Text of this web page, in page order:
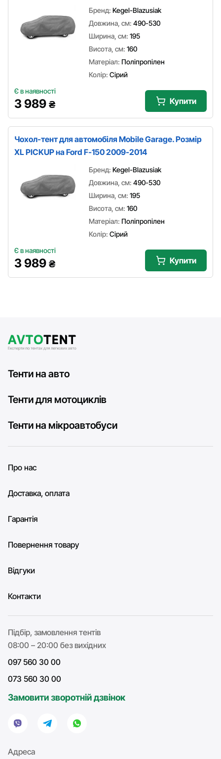
Бренд: Kegel-Blazusiak
Довжина, см: 490-530
Ширина, см: 195
Висота, см: 160
Матеріал: Поліпропілен
Колір: Сірий
Є в наявності
3 989 ₴ Купити
Чохол-тент для автомобіля Mobile Garage. Розмір
XL PICKUP на Ford F-150 2009-2014
Бренд: Kegel-Blazusiak
Довжина, см: 490-530
Ширина, см: 195
Висота, см: 160
Матеріал: Поліпропілен
Колір: Сірий
Є в наявності
3 989 ₴ Купити
Тенти на авто
Тенти для мотоциклів
Тенти на мікроавтобуси
Про нас
Доставка, оплата
Гарантія
Повернення товару
Відгуки
Контакти
Підбір, замовлення тентів
08:00 – 20:00 без вихідних
097 560 30 00
073 560 30 00
Замовити зворотній дзвінок
Адреса